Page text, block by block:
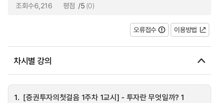
조회수6,216 평점 /5 (0)
오류접수 이용방법
차시별 강의
1. [증권투자의첫걸음 1주차 1교시] - 투자란 무엇일까? 1